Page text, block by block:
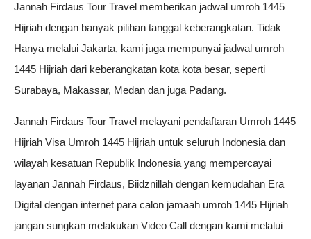
Jannah Firdaus Tour Travel memberikan jadwal umroh 1445
Hijriah dengan banyak pilihan tanggal keberangkatan. Tidak
Hanya melalui Jakarta, kami juga mempunyai jadwal umroh
1445 Hijriah dari keberangkatan kota kota besar, seperti
Surabaya, Makassar, Medan dan juga Padang.
Jannah Firdaus Tour Travel melayani pendaftaran Umroh 1445
Hijriah Visa Umroh 1445 Hijriah untuk seluruh Indonesia dan
wilayah kesatuan Republik Indonesia yang mempercayai
layanan Jannah Firdaus, Biidznillah dengan kemudahan Era
Digital dengan internet para calon jamaah umroh 1445 Hijriah
jangan sungkan melakukan Video Call dengan kami melalui